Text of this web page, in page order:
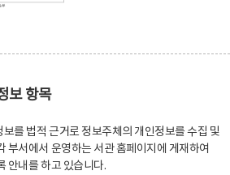
보 항목
를 법적 근거로 정보주체의 개인정보를 수집 및
부서에서 운영하는 서관 홈페이지에 게재하여
안내를 하고 있습니다.